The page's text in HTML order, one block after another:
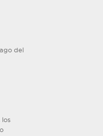
del
los